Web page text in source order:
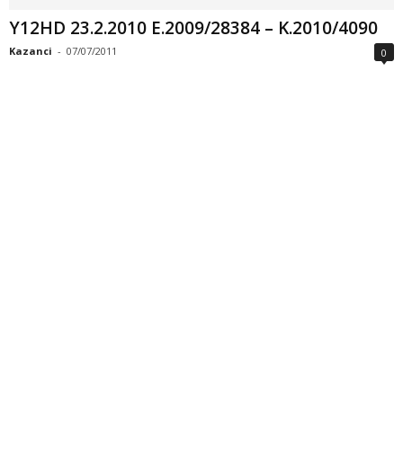
Y12HD 23.2.2010 E.2009/28384 – K.2010/4090
Kazanci - 07/07/2011 0